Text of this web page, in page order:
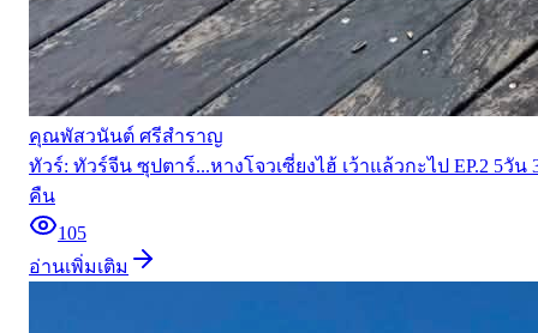
คุณพัสวนันต์ ศรีสำราญ
ทัวร์: ทัวร์จีน ซุปตาร์...หางโจวเซี่ยงไฮ้ เว้าแล้วกะไป EP.2 5วัน
คืน
105
อ่านเพิ่มเติม